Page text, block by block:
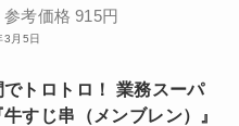
参考価格 915円
3月5日
でトロトロ！ 業務スーパ
すじ串（メンブレン）』